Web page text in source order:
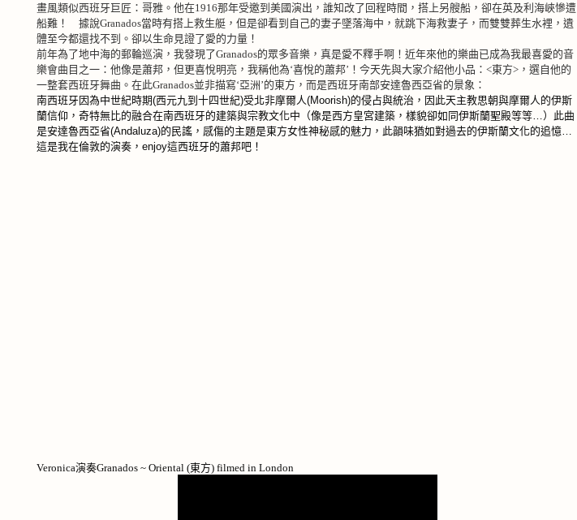
畫風類似西班牙巨匠：哥雅。他在1916那年受邀到美國演出，誰知改了回程時間，搭上另艘船，卻在英及利海峽慘遭
船難！ 據說Granados當時有搭上救生艇，但是卻看到自己的妻子墜落海中，就跳下海救妻子，而雙雙葬生水裡，遺
體至今都還找不到。卻以生命見證了愛的力量！
前年為了地中海的郵輪巡演，我發現了Granados的眾多音樂，真是愛不釋手啊！近年來他的樂曲已成為我最喜愛的音
樂會曲目之一：他像是蕭邦，但更喜悅明亮，我稱他為‘喜悅的蕭邦’！今天先與大家介紹他小品： <東方> ，選自他的
一整套西班牙舞曲。在此Granados並非描寫‘亞洲’的東方，而是西班牙南部安達魯西亞省的景象：
南西班牙因為中世紀時期(西元九到十四世紀)受北非摩爾人(Moorish)的侵占與統治，因此天主教思朝與摩爾人的伊斯
蘭信仰，奇特無比的融合在南西班牙的建築與宗教文化中（像是西方皇宮建築，樣貌卻如同伊斯蘭聖殿等等…）此曲
是安達魯西亞省(Andaluza)的民謠，感傷的主題是東方女性神秘感的魅力，此韻味猶如對過去的伊斯蘭文化的追憶…
這是我在倫敦的演奏， enjoy這西班牙的蕭邦吧！
Veronica演奏Granados ~ Oriental (東方) filmed in London